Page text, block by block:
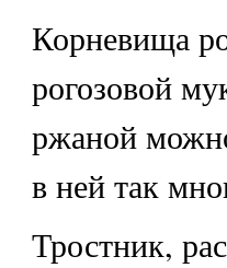
Корневища
рогозовой
ржаной
в ней так
Тростник,